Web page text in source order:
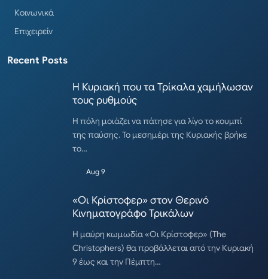
Κοινωνικά
Επιχειρείν
Recent Posts
Η Κυριακή που τα Τρίκαλα χαμήλωσαν
τους ρυθμούς
Η πόλη μοιάζει να πάτησε για λίγο το κουμπί
της παύσης. Το μεσημέρι της Κυριακής βρήκε
το…
Aug 9
«Οι Κρίστοφερ» στον Θερινό
Κινηματογράφο Τρικάλων
Η μαύρη κωμωδία «Οι Κρίστοφερ» (The
Christophers) θα προβάλλεται από την Κυριακή
9 έως και την Πέμπτη…